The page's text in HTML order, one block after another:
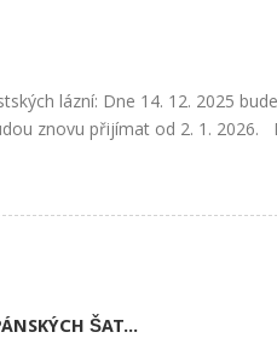
lázní: Dne 14. 12. 2025
znovu přijímat od 2. 1. 2026.
ŠAT...